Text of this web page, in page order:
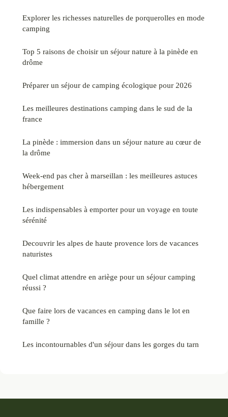
Explorer les richesses naturelles de porquerolles en mode
camping
Top 5 raisons de choisir un séjour nature à la pinède en
drôme
Préparer un séjour de camping écologique pour 2026
Les meilleures destinations camping dans le sud de la
france
La pinède : immersion dans un séjour nature au cœur de
la drôme
Week-end pas cher à marseillan : les meilleures astuces
hébergement
Les indispensables à emporter pour un voyage en toute
sérénité
Decouvrir les alpes de haute provence lors de vacances
naturistes
Quel climat attendre en ariège pour un séjour camping
réussi ?
Que faire lors de vacances en camping dans le lot en
famille ?
Les incontournables d'un séjour dans les gorges du tarn